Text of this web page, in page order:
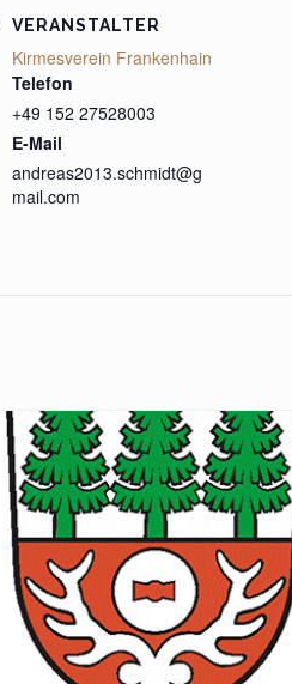
VERANSTALTER
Kirmesverein Frankenhain
Telefon
+49 152 27528003
E-Mail
andreas2013.schmidt@g
mail.com